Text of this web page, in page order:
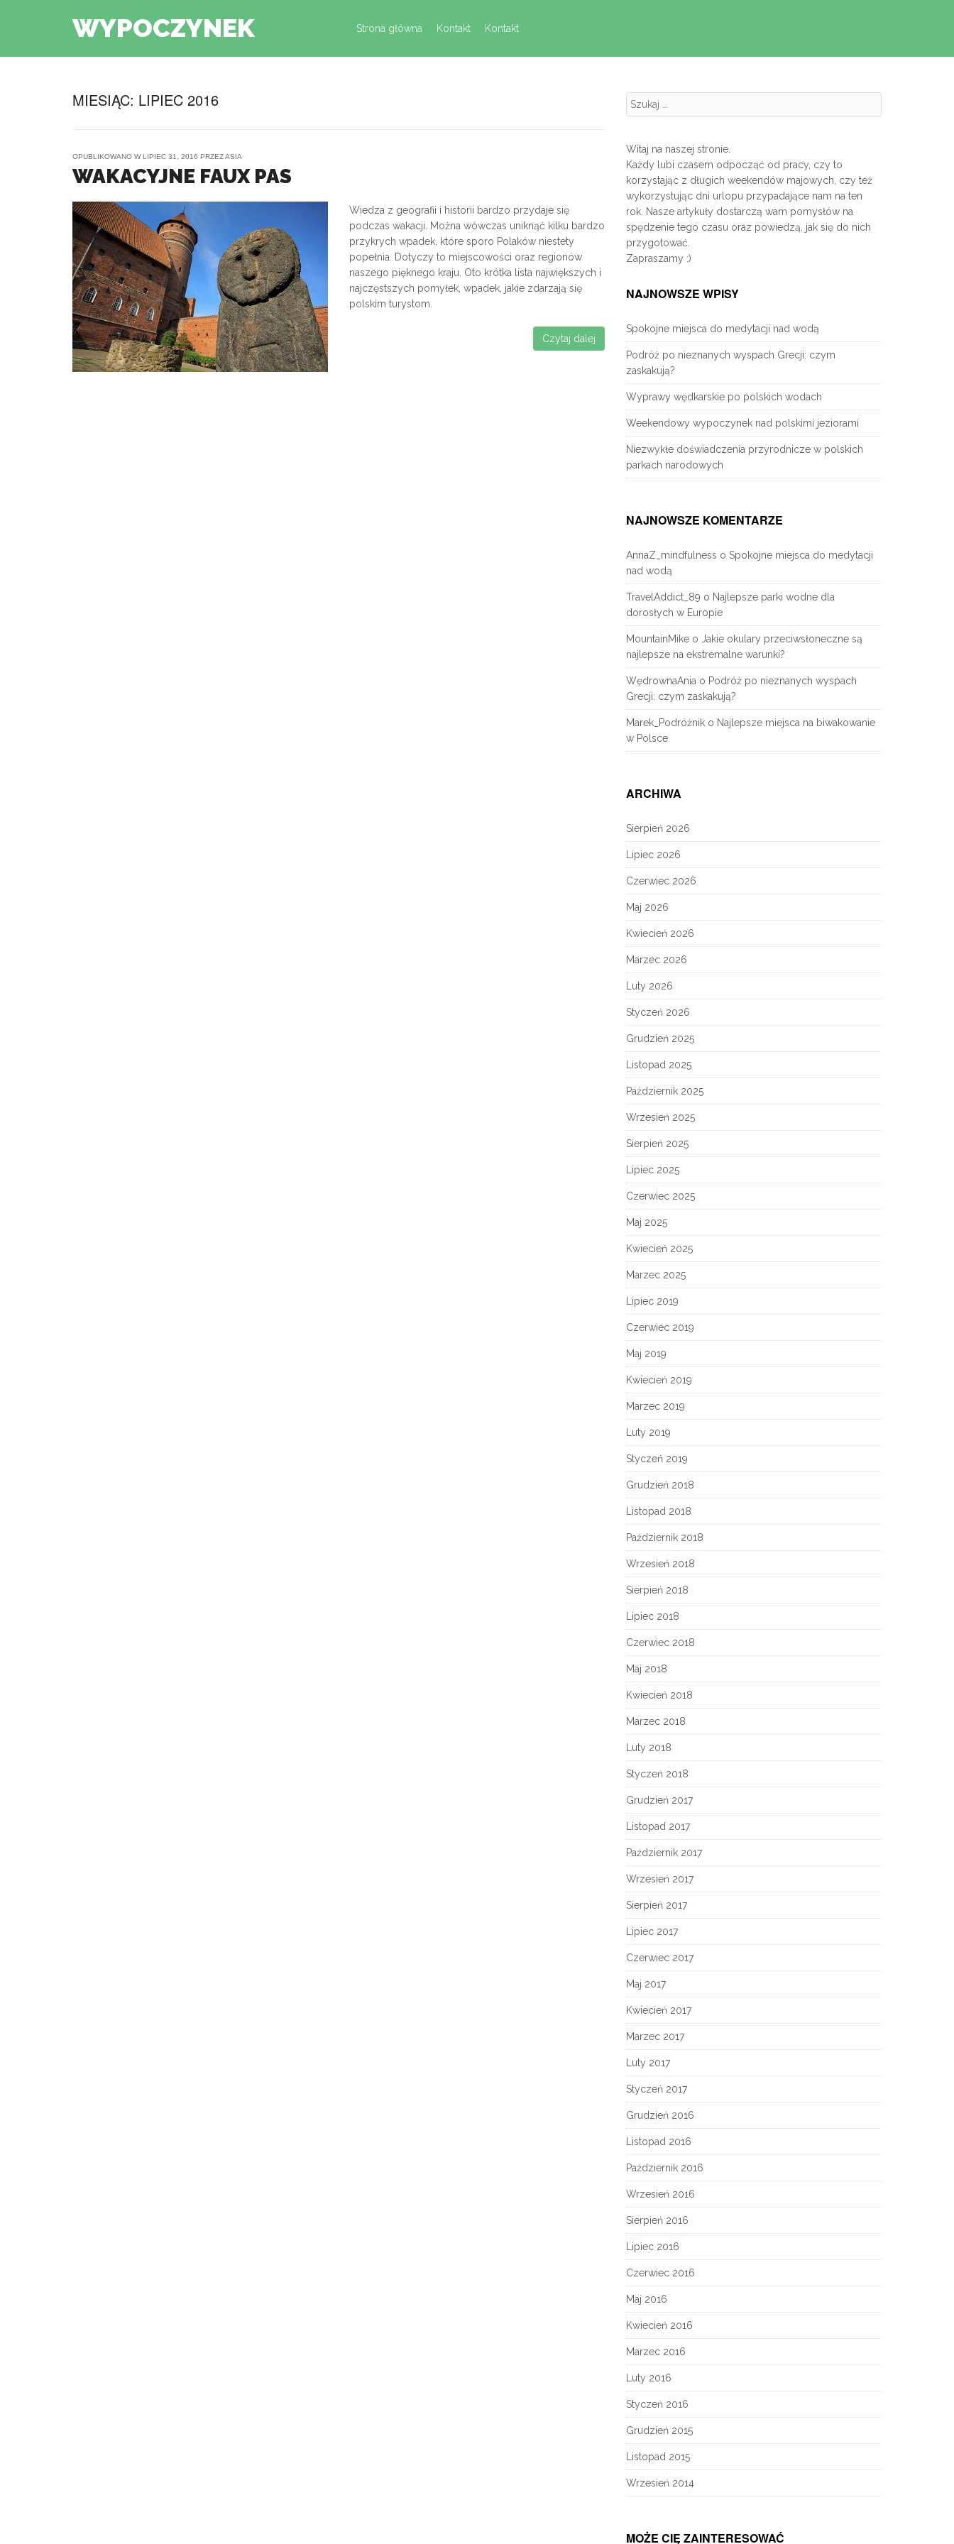
WYPOCZYNEK
Strona główna
Kontakt Kontakt
MIESIĄC: LIPIEC 2016
OPUBLIKOWANO WLIPIEC 31, 2016 PRZEZASIA
WAKACYJNE FAUX PAS
Wiedza z geografii i historii bardzo przydaje się
podczas wakacji. Można wówczas uniknąć kilku bardzo
przykrych wpadek, które sporo Polaków niestety
popełnia. Dotyczy to miejscowości oraz regionów
naszego pięknego kraju. Oto krótka lista największych i
najczęstszych pomyłek, wpadek, jakie zdarzają się
polskim turystom.
Czytaj dalej
Szukanie:
Witaj na naszej stronie.
Każdy lubi czasem odpocząć od pracy, czy to
korzystając z długich weekendów majowych, czy też
wykorzystując dni urlopu przypadające nam na ten
rok. Nasze artykuły dostarczą wam pomysłów na
spędzenie tego czasu oraz powiedzą, jak się do nich
przygotować.
Zapraszamy :)
NAJNOWSZE WPISY
Spokojne miejsca do medytacji nad wodą
Podróż po nieznanych wyspach Grecji: czym
zaskakują?
Wyprawy wędkarskie po polskich wodach
Weekendowy wypoczynek nad polskimi jeziorami
Niezwykłe doświadczenia przyrodnicze w polskich
parkach narodowych
NAJNOWSZE KOMENTARZE
AnnaZ_mindfulness o Spokojne miejsca do medytacji
nad wodą
TravelAddict_89 o Najlepsze parki wodne dla
dorosłych w Europie
MountainMike o Jakie okulary przeciwsłoneczne są
najlepsze na ekstremalne warunki?
WędrownaAnia o Podróż po nieznanych wyspach
Grecji: czym zaskakują?
Marek_Podróżnik o Najlepsze miejsca na biwakowanie
w Polsce
ARCHIWA
Sierpień 2026
Lipiec 2026
Czerwiec 2026
Maj 2026
Kwiecień 2026
Marzec 2026
Luty 2026
Styczeń 2026
Grudzień 2025
Listopad 2025
Październik 2025
Wrzesień 2025
Sierpień 2025
Lipiec 2025
Czerwiec 2025
Maj 2025
Kwiecień 2025
Marzec 2025
Lipiec 2019
Czerwiec 2019
Maj 2019
Kwiecień 2019
Marzec 2019
Luty 2019
Styczeń 2019
Grudzień 2018
Listopad 2018
Październik 2018
Wrzesień 2018
Sierpień 2018
Lipiec 2018
Czerwiec 2018
Maj 2018
Kwiecień 2018
Marzec 2018
Luty 2018
Styczeń 2018
Grudzień 2017
Listopad 2017
Październik 2017
Wrzesień 2017
Sierpień 2017
Lipiec 2017
Czerwiec 2017
Maj 2017
Kwiecień 2017
Marzec 2017
Luty 2017
Styczeń 2017
Grudzień 2016
Listopad 2016
Październik 2016
Wrzesień 2016
Sierpień 2016
Lipiec 2016
Czerwiec 2016
Maj 2016
Kwiecień 2016
Marzec 2016
Luty 2016
Styczeń 2016
Grudzień 2015
Listopad 2015
Wrzesień 2014
MOŻE CIĘ ZAINTERESOWAĆ